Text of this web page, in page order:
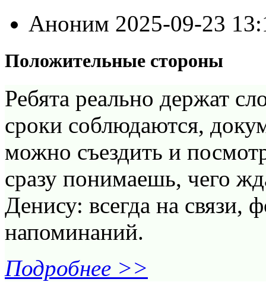
Аноним 2025-09-23
Положительные стороны
Ребята реально держат
сроки соблюдаются,
можно съездить и
сразу понимаешь, чего
Денису: всегда на связи,
напоминаний.
Подробнее >>